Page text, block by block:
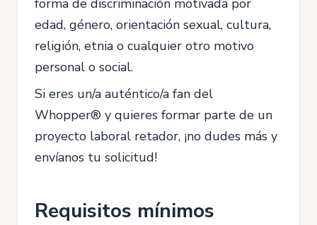
edad, género, orientación sexual, cultura,
religión, etnia o cualquier otro motivo
personal o social.
Si eres un/a auténtico/a fan del
Whopper® y quieres formar parte de un
proyecto laboral retador, ¡no dudes más y
envíanos tu solicitud!
Requisitos mínimos